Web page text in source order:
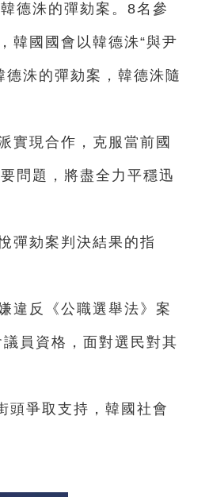
德洙的彈劾案。8名參
韓國國會以韓德洙“與尹
洙的彈劾案，韓德洙隨
實現合作，克服當前國
問題，將盡全力平穩迅
彈劾案判決結果的指
違反《公職選舉法》案
員資格，面對選民對其
頭爭取支持，韓國社會